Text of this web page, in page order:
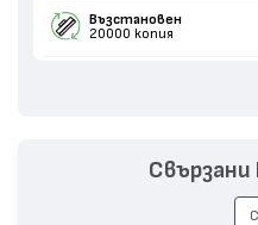
Възстановен
20000 копия